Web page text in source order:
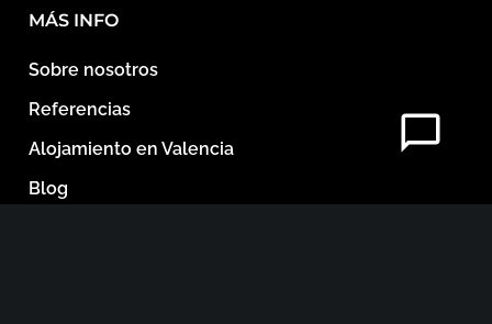
MÁS INFO
Sobre nosotros
Referencias
Alojamiento en Valencia
Blog